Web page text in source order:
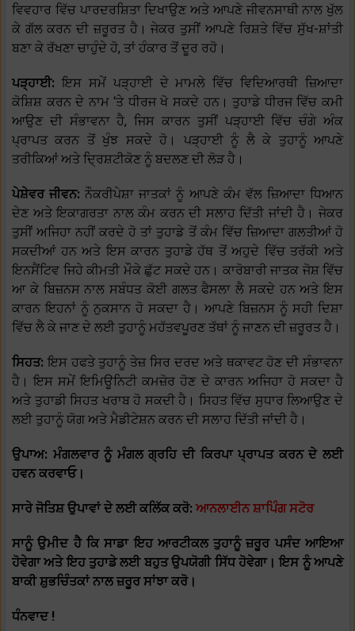
ਵਿਵਹਾਰ ਵਿੱਚ ਪਾਰਦਰਸ਼ਿਤਾ ਦਿਖਾਉਣ ਅਤੇ ਆਪਣੇ ਜੀਵਨਸਾਥੀ ਨਾਲ ਖੁੱਲ
ਕੇ ਗੱਲ ਕਰਨ ਦੀ ਜ਼ਰੂਰਤ ਹੈ। ਜੇਕਰ ਤੁਸੀਂ ਆਪਣੇ ਰਿਸ਼ਤੇ ਵਿੱਚ ਸੁੱਖ-ਸ਼ਾਂਤੀ
ਬਣਾ ਕੇ ਰੱਖਣਾ ਚਾਹੁੰਦੇ ਹੋ, ਤਾਂ ਹੰਕਾਰ ਤੋਂ ਦੂਰ ਰਹੋ।
ਪੜ੍ਹਾਈ:ਇਸ ਸਮੇਂ ਪੜ੍ਹਾਈ ਦੇ ਮਾਮਲੇ ਵਿੱਚ ਵਿਦਿਆਰਥੀ ਜ਼ਿਆਦਾ
ਕੋਸ਼ਿਸ਼ ਕਰਨ ਦੇ ਨਾਮ ‘ਤੇ ਧੀਰਜ ਖੋ ਸਕਦੇ ਹਨ। ਤੁਹਾਡੇ ਧੀਰਜ ਵਿੱਚ ਕਮੀ
ਆਉਣ ਦੀ ਸੰਭਾਵਨਾ ਹੈ, ਜਿਸ ਕਾਰਨ ਤੁਸੀਂ ਪੜ੍ਹਾਈ ਵਿੱਚ ਚੰਗੇ ਅੰਕ
ਪ੍ਰਾਪਤ ਕਰਨ ਤੋਂ ਖੁੰਝ ਸਕਦੇ ਹੋ। ਪੜ੍ਹਾਈ ਨੂੰ ਲੈ ਕੇ ਤੁਹਾਨੂੰ ਆਪਣੇ
ਤਰੀਕਿਆਂ ਅਤੇ ਦ੍ਰਿਸ਼ਟੀਕੋਣ ਨੂੰ ਬਦਲਣ ਦੀ ਲੋੜ ਹੈ।
ਪੇਸ਼ੇਵਰ ਜੀਵਨ:ਨੌਕਰੀਪੇਸ਼ਾ ਜਾਤਕਾਂ ਨੂੰ ਆਪਣੇ ਕੰਮ ਵੱਲ ਜ਼ਿਆਦਾ ਧਿਆਨ
ਦੇਣ ਅਤੇ ਇਕਾਗਰਤਾ ਨਾਲ ਕੰਮ ਕਰਨ ਦੀ ਸਲਾਹ ਦਿੱਤੀ ਜਾਂਦੀ ਹੈ। ਜੇਕਰ
ਤੁਸੀਂ ਅਜਿਹਾ ਨਹੀਂ ਕਰਦੇ ਹੋ ਤਾਂ ਤੁਹਾਡੇ ਤੋਂ ਕੰਮ ਵਿੱਚ ਜ਼ਿਆਦਾ ਗਲਤੀਆਂ ਹੋ
ਸਕਦੀਆਂ ਹਨ ਅਤੇ ਇਸ ਕਾਰਨ ਤੁਹਾਡੇ ਹੱਥ ਤੋਂ ਅਹੁਦੇ ਵਿੱਚ ਤਰੱਕੀ ਅਤੇ
ਇਨਸੈਂਟਿਵ ਜਿਹੇ ਕੀਮਤੀ ਮੌਕੇ ਛੁੱਟ ਸਕਦੇ ਹਨ। ਕਾਰੋਬਾਰੀ ਜਾਤਕ ਜੋਸ਼ ਵਿੱਚ
ਆ ਕੇ ਬਿਜ਼ਨਸ ਨਾਲ ਸਬੰਧਤ ਕੋਈ ਗਲਤ ਫੈਸਲਾ ਲੈ ਸਕਦੇ ਹਨ ਅਤੇ ਇਸ
ਕਾਰਨ ਇਹਨਾਂ ਨੂੰ ਨੁਕਸਾਨ ਹੋ ਸਕਦਾ ਹੈ। ਆਪਣੇ ਬਿਜ਼ਨਸ ਨੂੰ ਸਹੀ ਦਿਸ਼ਾ
ਵਿੱਚ ਲੈ ਕੇ ਜਾਣ ਦੇ ਲਈ ਤੁਹਾਨੂੰ ਮਹੱਤਵਪੂਰਣ ਤੱਥਾਂ ਨੂੰ ਜਾਣਨ ਦੀ ਜ਼ਰੂਰਤ ਹੈ।
ਸਿਹਤ:ਇਸ ਹਫਤੇ ਤੁਹਾਨੂੰ ਤੇਜ਼ ਸਿਰ ਦਰਦ ਅਤੇ ਥਕਾਵਟ ਹੋਣ ਦੀ ਸੰਭਾਵਨਾ
ਹੈ। ਇਸ ਸਮੇਂ ਇਮਿਊਨਿਟੀ ਕਮਜ਼ੋਰ ਹੋਣ ਦੇ ਕਾਰਨ ਅਜਿਹਾ ਹੋ ਸਕਦਾ ਹੈ
ਅਤੇ ਤੁਹਾਡੀ ਸਿਹਤ ਖਰਾਬ ਹੋ ਸਕਦੀ ਹੈ। ਸਿਹਤ ਵਿੱਚ ਸੁਧਾਰ ਲਿਆਉਣ ਦੇ
ਲਈ ਤੁਹਾਨੂੰ ਯੋਗ ਅਤੇ ਮੈਡੀਟੇਸ਼ਨ ਕਰਨ ਦੀ ਸਲਾਹ ਦਿੱਤੀ ਜਾਂਦੀ ਹੈ।
ਉਪਾਅ: ਮੰਗਲਵਾਰ ਨੂੰ ਮੰਗਲ ਗ੍ਰਹਿ ਦੀ ਕਿਰਪਾ ਪ੍ਰਾਪਤ ਕਰਨ ਦੇ ਲਈ
ਹਵਨ ਕਰਵਾਓ।
ਸਾਰੇ ਜੋਤਿਸ਼ ਉਪਾਵਾਂ ਦੇ ਲਈ ਕਲਿੱਕ ਕਰੋ: ਆਨਲਾਈਨ ਸ਼ਾਪਿੰਗ ਸਟੋਰ
ਸਾਨੂੰ ਉਮੀਦ ਹੈ ਕਿ ਸਾਡਾ ਇਹ ਆਰਟੀਕਲ ਤੁਹਾਨੂੰ ਜ਼ਰੂਰ ਪਸੰਦ ਆਇਆ
ਹੋਵੇਗਾ ਅਤੇ ਇਹ ਤੁਹਾਡੇ ਲਈ ਬਹੁਤ ਉਪਯੋਗੀ ਸਿੱਧ ਹੋਵੇਗਾ। ਇਸ ਨੂੰ ਆਪਣੇ
ਬਾਕੀ ਸ਼ੁਭਚਿੰਤਕਾਂ ਨਾਲ ਜ਼ਰੂਰ ਸਾਂਝਾ ਕਰੋ।
ਧੰਨਵਾਦ !